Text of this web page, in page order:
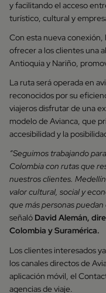
y facilitando el acceso
turístico, cultural y
Con esta nueva conexión,
ofrecer a los clientes una
Antioquia y Nariño,
La ruta será operada en
reconocidos por su
viajeros disfrutar de una
modelo de Avianca, que
accesibilidad y la
“Seguimos trabajando
Colombia con rutas que
nuestros clientes.
valor cultural, social y
que más personas
señaló David Alemán,
Colombia y Suramérica.
Los clientes interesados
los canales directos de
aplicación móvil, el
agencias de viaje.